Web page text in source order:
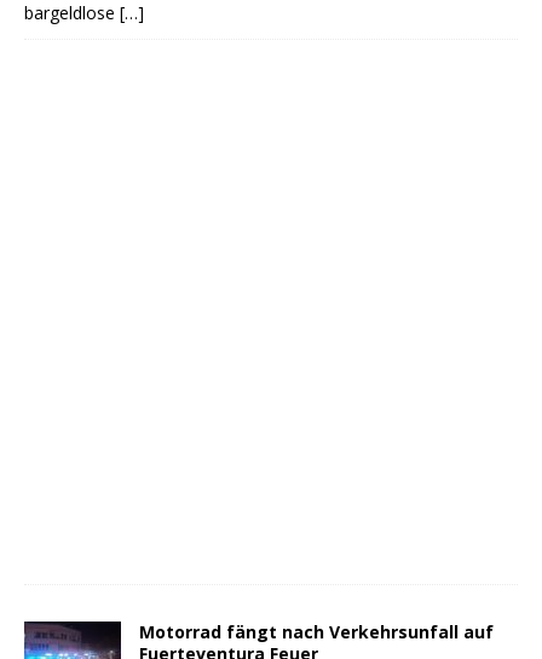
bargeldlose […]
Motorrad fängt nach Verkehrsunfall auf
Fuerteventura Feuer